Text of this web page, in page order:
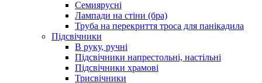
Семиярусні
Лампади на стіни (бра)
Труба на перекриття троса для панікадила
Підсвічники
В руку, ручні
Підсвічники напрестольні, настільні
Підсвічники храмові
Трисвічники